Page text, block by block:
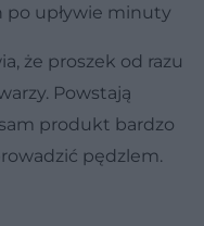
po upływie minuty
że proszek od razu
Powstają
produkt bardzo
pędzlem.